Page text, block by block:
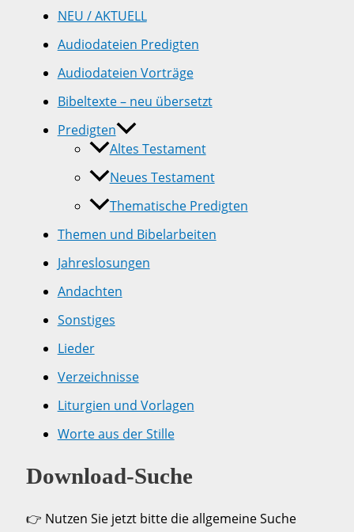
NEU / AKTUELL
Audiodateien Predigten
Audiodateien Vorträge
Bibeltexte – neu übersetzt
Predigten
Altes Testament
Neues Testament
Thematische Predigten
Themen und Bibelarbeiten
Jahreslosungen
Andachten
Sonstiges
Lieder
Verzeichnisse
Liturgien und Vorlagen
Worte aus der Stille
Download-Suche
👉 Nutzen Sie jetzt bitte die allgemeine Suche